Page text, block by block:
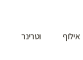
אילוף וטרינר